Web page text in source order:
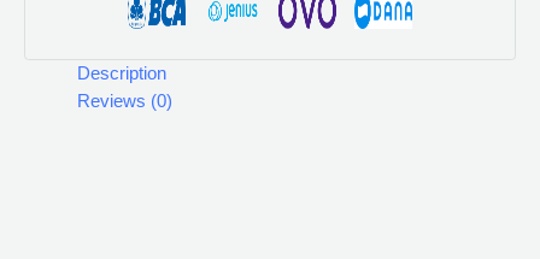
Description
Reviews (0)